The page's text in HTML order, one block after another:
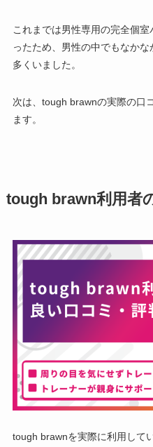
これまでは男性専用の完全個
ったため、男性の中でもなか
多くいました。
次は、tough brawnの実際の口
ます。
tough brawn利用者
tough brawnを実際に利用して